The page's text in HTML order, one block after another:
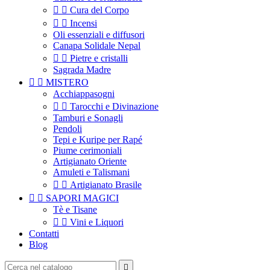
  Cura del Corpo
  Incensi
Oli essenziali e diffusori
Canapa Solidale Nepal
  Pietre e cristalli
Sagrada Madre
  MISTERO
Acchiappasogni
  Tarocchi e Divinazione
Tamburi e Sonagli
Pendoli
Tepi e Kuripe per Rapé
Piume cerimoniali
Artigianato Oriente
Amuleti e Talismani
  Artigianato Brasile
  SAPORI MAGICI
Tè e Tisane
  Vini e Liquori
Contatti
Blog
